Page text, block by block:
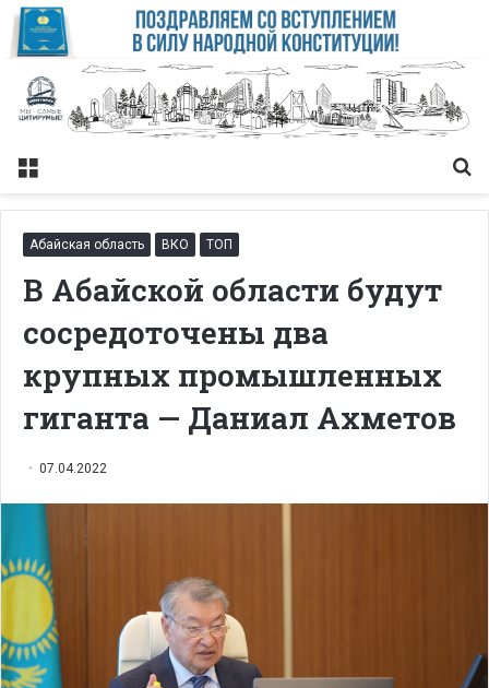
Меню
Абайская область ВКО ТОП
В Абайской области будут
сосредоточены два
крупных промышленных
гиганта — Даниал Ахметов
07.04.2022